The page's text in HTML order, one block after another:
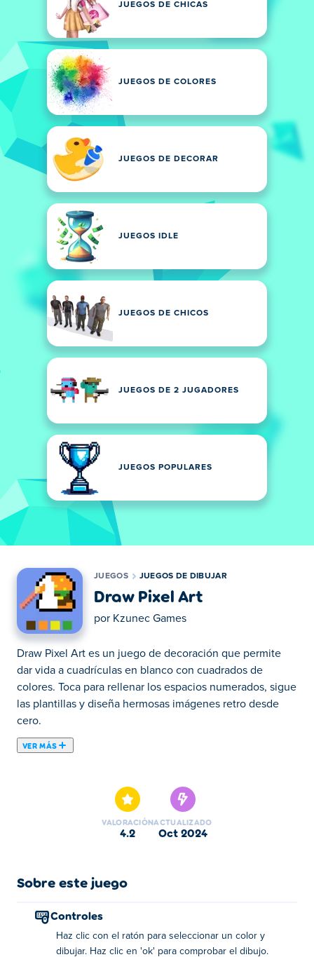
JUEGOS DE CHICAS
JUEGOS DE COLORES
JUEGOS DE DECORAR
JUEGOS IDLE
JUEGOS DE CHICOS
JUEGOS DE 2 JUGADORES
JUEGOS POPULARES
JUEGOS JUEGOS DE DIBUJAR
Draw Pixel Art
por Kzunec Games
Draw Pixel Art es un juego de decoración que permite
dar vida a cuadrículas en blanco con cuadrados de
colores. Toca para rellenar los espacios numerados, sigue
las plantillas y diseña hermosas imágenes retro desde
cero.
VER MÁS
30 adorables imágenes para elegir, te sumergirás en un
mundo de creatividad. Tu tarea es rellenar cada píxel con
el color correcto, siguiendo el ejemplo proporcionado.
muestra. ¿Quién es bueno dibujando pixel art?
¿Cómo jugar a Dibujar Pixel Art?
Haga clic para seleccionar un color y haga clic para
VALORACIÓN
4.2
ACTUALIZADO
oct 2024
Sobre este juego
Controles
Haz clic con el ratón para seleccionar un color y
dibujar. Haz clic en 'ok' para comprobar el dibujo.